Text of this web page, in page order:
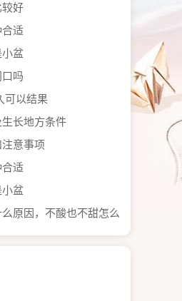
好
适
小盆
吗
可以结果
长地方条件
意事项
合适
盆
原因，不酸也不甜怎么